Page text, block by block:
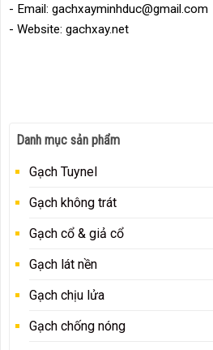
- Email: gachxayminhduc@gmail.com
- Website: gachxay.net
Danh mục sản phẩm
Gạch Tuynel
Gạch không trát
Gạch cổ & giả cổ
Gạch lát nền
Gạch chịu lửa
Gạch chống nóng